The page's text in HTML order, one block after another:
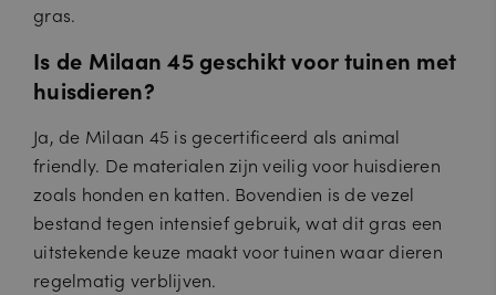
gras.
Is de Milaan 45 geschikt voor tuinen met
huisdieren?
Ja, de Milaan 45 is gecertificeerd als animal
friendly. De materialen zijn veilig voor huisdieren
zoals honden en katten. Bovendien is de vezel
bestand tegen intensief gebruik, wat dit gras een
uitstekende keuze maakt voor tuinen waar dieren
regelmatig verblijven.
website mogelijk, zoals gebruikersaanmelding en accountbeheer. De
cookies.
Naam
bi
e
er
D
o
ei
V
er
v
al
d
a
m
Omschrijving